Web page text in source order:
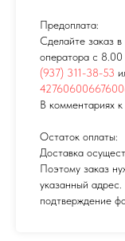
Предоплата:
Сделайте заказ
оператора с
(937) 311-38-53
В комментариях
Остаток оплаты:
Доставка
Поэтому заказ
указанный
подтверждение